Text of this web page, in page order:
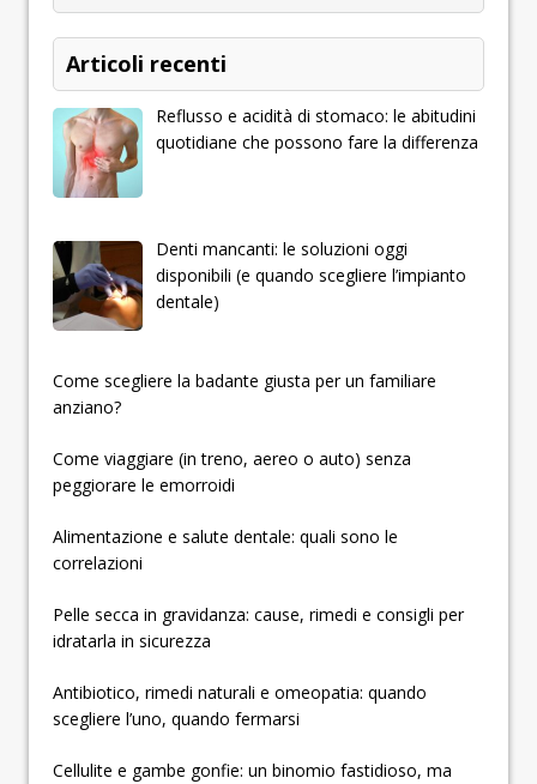
Articoli recenti
Reflusso e acidità di stomaco: le abitudini
quotidiane che possono fare la differenza
Denti mancanti: le soluzioni oggi
disponibili (e quando scegliere l’impianto
dentale)
­­­­­Come scegliere la badante giusta per un familiare
anziano?
Come viaggiare (in treno, aereo o auto) senza
peggiorare le emorroidi
Alimentazione e salute dentale: quali sono le
correlazioni
Pelle secca in gravidanza: cause, rimedi e consigli per
idratarla in sicurezza
Antibiotico, rimedi naturali e omeopatia: quando
scegliere l’uno, quando fermarsi
Cellulite e gambe gonfie: un binomio fastidioso, ma